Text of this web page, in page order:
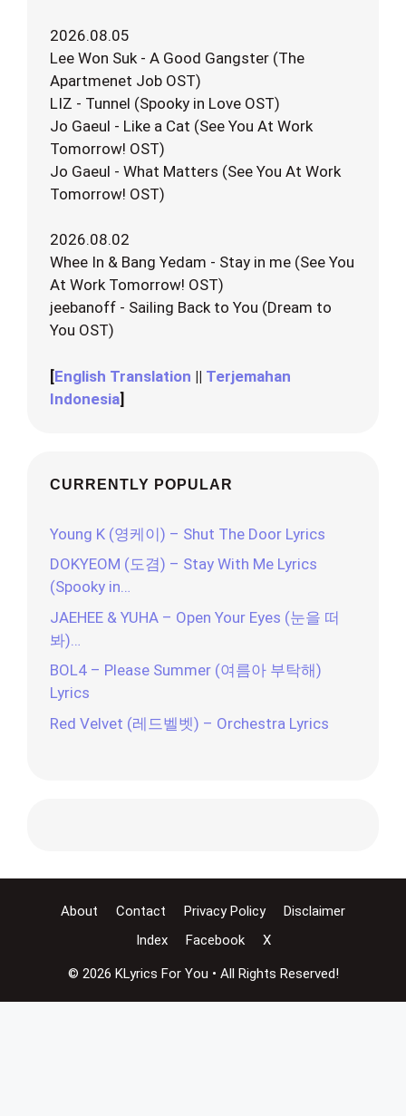
2026.08.05
Lee Won Suk - A Good Gangster (The
Apartmenet Job OST)
LIZ - Tunnel (Spooky in Love OST)
Jo Gaeul - Like a Cat (See You At Work
Tomorrow! OST)
Jo Gaeul - What Matters (See You At Work
Tomorrow! OST)
2026.08.02
Whee In & Bang Yedam - Stay in me (See You
At Work Tomorrow! OST)
jeebanoff - Sailing Back to You (Dream to
You OST)
[English Translation || Terjemahan
Indonesia]
CURRENTLY POPULAR
Young K (영케이) – Shut The Door Lyrics
DOKYEOM (도겸) – Stay With Me Lyrics
(Spooky in…
JAEHEE & YUHA – Open Your Eyes (눈을 떠
봐)…
BOL4 – Please Summer (여름아 부탁해)
Lyrics
Red Velvet (레드벨벳) – Orchestra Lyrics
About Contact Privacy Policy
Disclaimer
Index
Facebook X
© 2026 KLyrics For You • All Rights Reserved!